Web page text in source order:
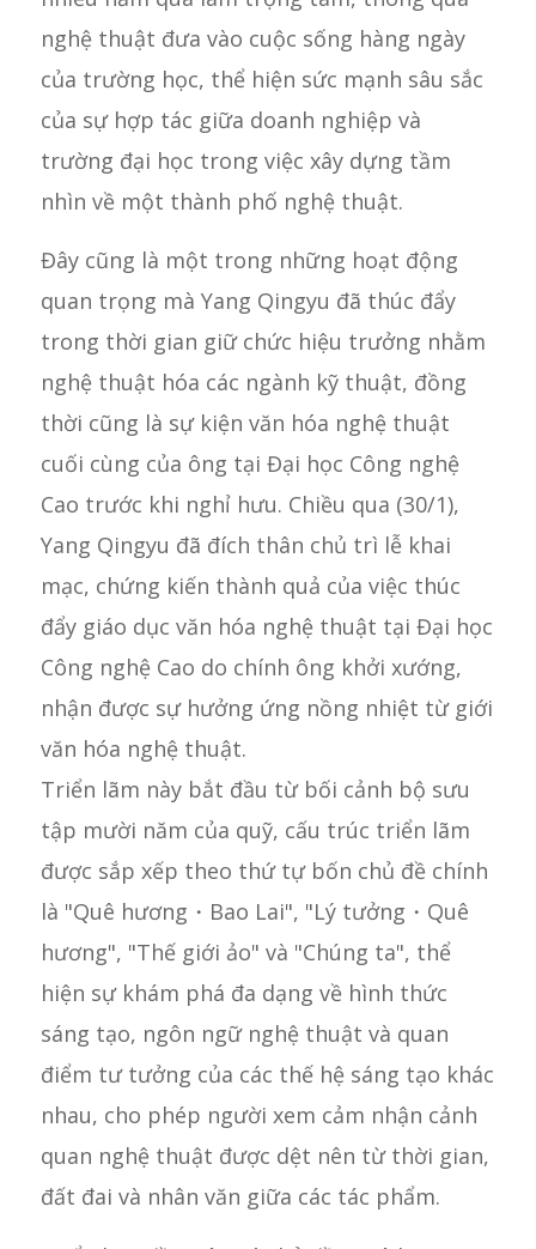
nghệ thuật đưa vào cuộc sống hàng ngày
của trường học, thể hiện sức mạnh sâu sắc
của sự hợp tác giữa doanh nghiệp và
trường đại học trong việc xây dựng tầm
nhìn về một thành phố nghệ thuật.
Đây cũng là một trong những hoạt động
quan trọng mà Yang Qingyu đã thúc đẩy
trong thời gian giữ chức hiệu trưởng nhằm
nghệ thuật hóa các ngành kỹ thuật, đồng
thời cũng là sự kiện văn hóa nghệ thuật
cuối cùng của ông tại Đại học Công nghệ
Cao trước khi nghỉ hưu. Chiều qua (30/1),
Yang Qingyu đã đích thân chủ trì lễ khai
mạc, chứng kiến thành quả của việc thúc
đẩy giáo dục văn hóa nghệ thuật tại Đại học
Công nghệ Cao do chính ông khởi xướng,
nhận được sự hưởng ứng nồng nhiệt từ giới
văn hóa nghệ thuật.
Triển lãm này bắt đầu từ bối cảnh bộ sưu
tập mười năm của quỹ, cấu trúc triển lãm
được sắp xếp theo thứ tự bốn chủ đề chính
là "Quê hương・Bao Lai", "Lý tưởng・Quê
hương", "Thế giới ảo" và "Chúng ta", thể
hiện sự khám phá đa dạng về hình thức
sáng tạo, ngôn ngữ nghệ thuật và quan
điểm tư tưởng của các thế hệ sáng tạo khác
nhau, cho phép người xem cảm nhận cảnh
quan nghệ thuật được dệt nên từ thời gian,
đất đai và nhân văn giữa các tác phẩm.